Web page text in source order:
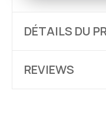
DÉTAILS DU
REVIEWS